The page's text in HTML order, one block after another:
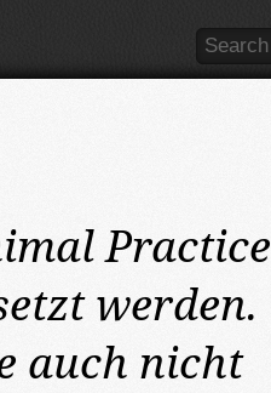
Practice
werden.
auch nicht